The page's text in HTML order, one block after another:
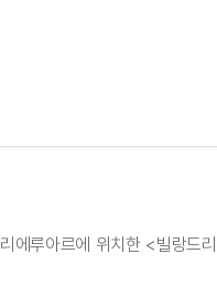
에루아르에 위치한 <빌랑드